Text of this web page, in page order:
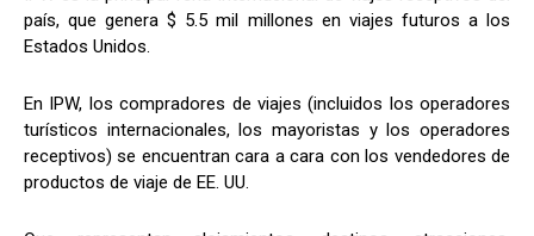
país, que genera $ 5.5 mil millones en viajes futuros a los
Estados Unidos.
En IPW, los compradores de viajes (incluidos los operadores
turísticos internacionales, los mayoristas y los operadores
receptivos) se encuentran cara a cara con los vendedores de
productos de viaje de EE. UU.